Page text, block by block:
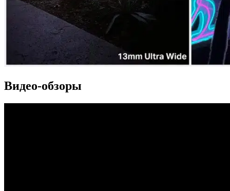
Видео-обзоры